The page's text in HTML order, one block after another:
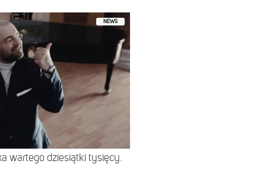
NEWS
wartego dziesiątki tysięcy.